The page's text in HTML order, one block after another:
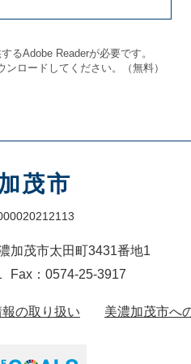
るAdobe Readerが必要です。
ロードしてください。（無料）
茂市
加茂市太田町3431番地1
Fax：0574-25-3917
の取り扱い 美濃加茂市へ